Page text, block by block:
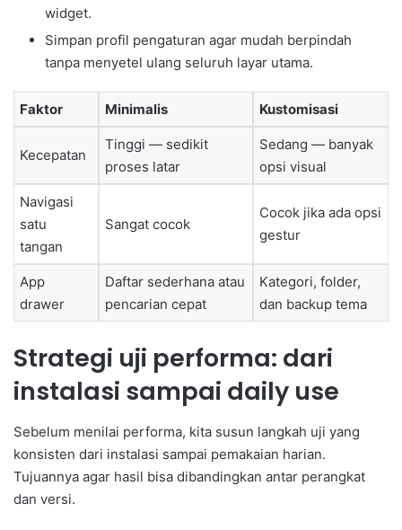
widget.
Simpan profil pengaturan agar mudah berpindah
tanpa menyetel ulang seluruh layar utama.
Faktor Minimalis Kustomisasi
Kecepatan
Tinggi — sedikit
proses latar
Sedang — banyak
opsi visual
Navigasi
satu
tangan
Sangat cocok
Cocok jika ada opsi
gestur
App
drawer
Daftar sederhana atau
pencarian cepat
Kategori, folder,
dan backup tema
Strategi uji performa: dari
instalasi sampai daily use
Sebelum menilai performa, kita susun langkah uji yang
konsisten dari instalasi sampai pemakaian harian.
Tujuannya agar hasil bisa dibandingkan antar perangkat
dan versi.